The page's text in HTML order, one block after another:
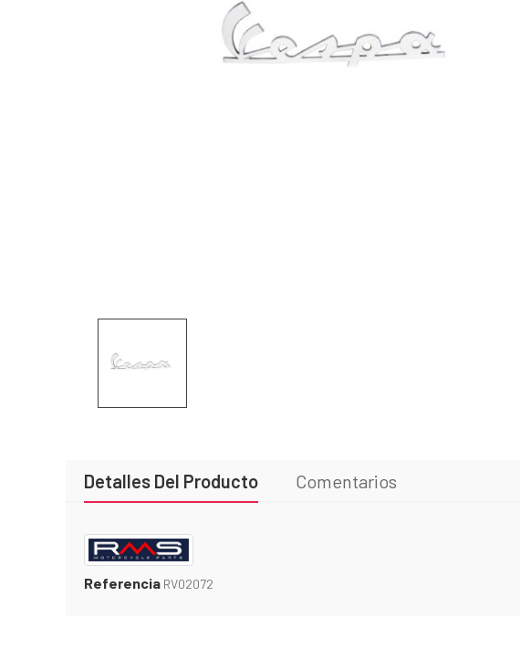
Detalles Del Producto Comentarios
Referencia RV02072